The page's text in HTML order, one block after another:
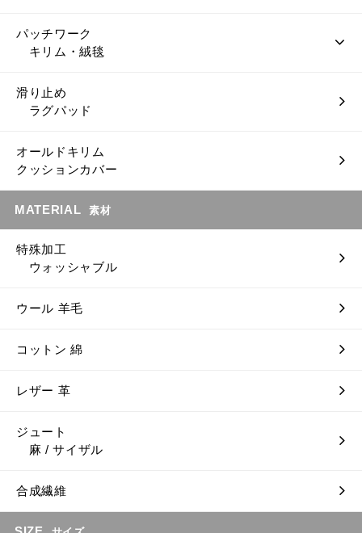
パッチワーク
キリム・絨毯
滑り止め
ラグパッド
オールドキリム
クッションカバー
MATERIAL 素材
特殊加工
ウォッシャブル
ウール 羊毛
コットン 綿
レザー 革
ジュート
麻 / サイザル
合成繊維